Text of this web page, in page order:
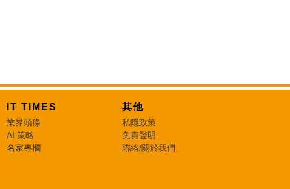
IT TIMES
業界頭條
AI 策略
名家專欄
其他
私隱政策
免責聲明
聯絡/關於我們